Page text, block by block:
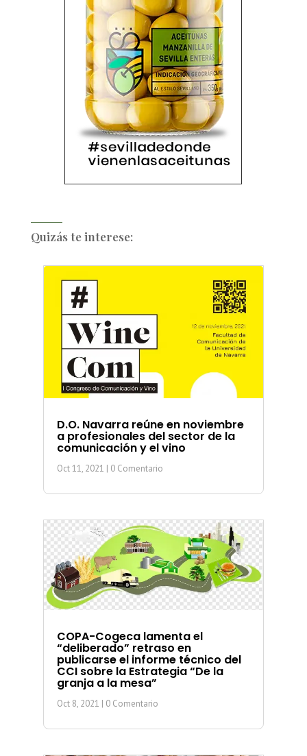
Quizás te interese:
D.O. Navarra reúne en noviembre
a profesionales del sector de la
comunicación y el vino
Oct 11, 2021 | 0 Comentario
COPA-Cogeca lamenta el
“deliberado” retraso en
publicarse el informe técnico del
CCI sobre la Estrategia “De la
granja a la mesa”
Oct 8, 2021 | 0 Comentario